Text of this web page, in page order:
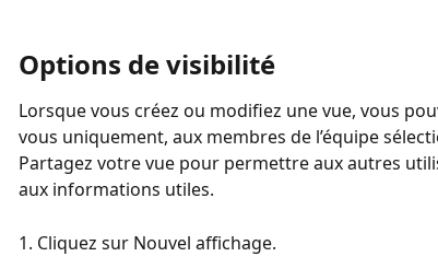
Options de visibilité
Lorsque vous créez ou modifiez une vue, vous
vous uniquement, aux membres de l’équipe
Partagez votre vue pour permettre aux autres
aux informations utiles.
1. Cliquez sur Nouvel affichage.